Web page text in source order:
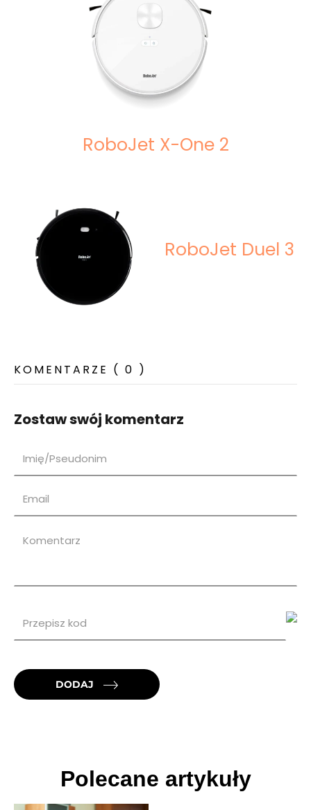
RoboJet X-One 2
RoboJet Duel 3
KOMENTARZE ( 0 )
Zostaw swój komentarz
DODAJ
Polecane artykuły